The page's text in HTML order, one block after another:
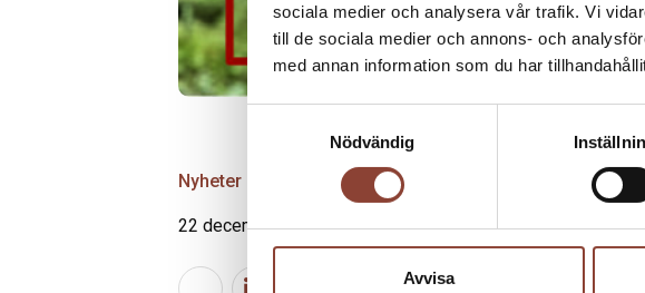
sociala medier och analysera vår trafik. Vi
till de sociala medier och annons- och
med annan information som du har
Nödvändig
Avvisa
Nyheter
22 december 2022